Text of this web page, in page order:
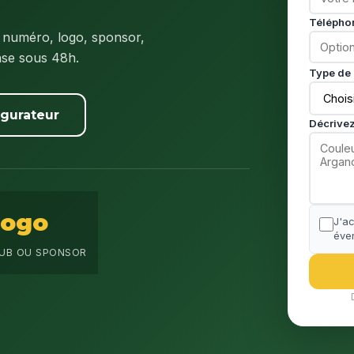
logo, sponsor,
sous 48h.
OU SPONSOR
Type